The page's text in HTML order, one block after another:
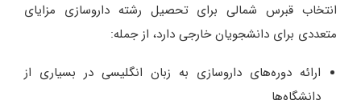
انتخاب قبرس شمالی برای تحصیل رشته داروسازی مزایای
متعددی برای دانشجویان خارجی دارد، از جمله:
ارائه دوره‌های داروسازی به زبان انگلیسی در بسیاری از
دانشگاه‌ها